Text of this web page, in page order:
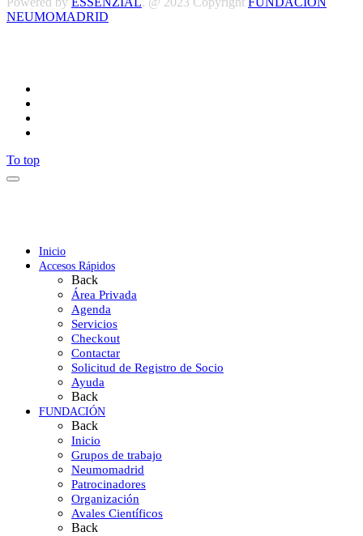
NEUMOMADRID
To top
Inicio
Accesos Rápidos
Back
Área Privada
Agenda
Servicios
Checkout
Contactar
Solicitud de Registro de Socio
Ayuda
Back
FUNDACIÓN
Back
Inicio
Grupos de trabajo
Neumomadrid
Patrocinadores
Organización
Avales Científicos
Back